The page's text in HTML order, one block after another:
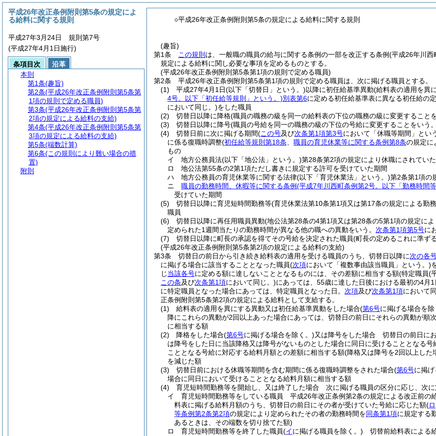
○平成26年改正条例附則第5条の規定による給料に関する規則
(趣旨)
第1条
この規則 は、一般職の職員の給与に関する条例の一部を改正する条例(平成26年川西
規定による給料に関し必要な事項を定めるものとする。
(平成26年改正条例附則第5条第1項の規則で定める職員)
第2条
平成26年改正条例附則第5条第1項の規則で定める職員は、次に掲げる職員とする。
(1)
平成27年4月1日(以下「切替日」という。)以降に初任給基準異動(給料表の適用を異
4号。以下「初任給等規則」という。)別表第6に定める初任給基準表に異なる初任給の
において同じ。)をした職員
(2)
切替日以降に降格(職員の職務の級を同一の給料表の下位の職務の級に変更すること
(3)
切替日以降に降号(職員の号給を同一の職務の級の下位の号給に変更することをいう
(4)
切替日前に次に掲げる期間(この号及び次条第1項第3号において「休職等期間」とい
に係る復職時調整(初任給等規則第18条 職員の育児休業等に関する条例第8条の規定に
もの
イ
地方公務員法(以下「地公法」という。)第28条第2項の規定により休職にされてい
ロ
地公法第55条の2第1項ただし書きに規定する許可を受けていた期間
ハ
地方公務員の育児休業等に関する法律(以下「育児休業法」という。)第2条第1項の
ニ
職員の勤務時間、休暇等に関する条例(平成7年川西町条例第2号。以下「勤務時間
受けていた期間
(5)
切替日以降に育児短時間勤務等(育児休業法第10条第1項又は第17条の規定による勤
職員
(6)
切替日以降に再任用職員異動(地公法第28条の4第1項又は第28条の5第1項の規定に
定められた1週間当たりの勤務時間が異なる他の職への異動をいう。 次条第1項第5号に
(7)
切替日以降に町長の承認を得てその号給を決定された職員(町長の定めるこれに準ず
(平成26年改正条例附則第5条第2項の規定による給料の支給)
第3条
切替日の前日から引き続き給料表の適用を受ける職員のうち、切替日以降に次の各
に掲げる場合に該当することとなった職員(次項において「複数事由該当職員」という。)
じ当該各号に定める額に達しないこととなるものには、その差額に相当する額(特定職員(
この条及び次条第1項において同じ。)にあっては、55歳に達した日後における最初の4月1
に特定職員となった場合にあっては、特定職員となった日。 次項及び次条第1項において
正条例附則第5条第2項の規定による給料として支給する。
(1)
給料表の適用を異にする異動又は初任給基準異動をした場合(第6号に掲げる場合を
降にこれらの異動が2回以上あった場合にあっては、切替日の前日にそれらの異動が順
に相当する額
(2)
降格をした場合(第6号に掲げる場合を除く。)又は降号をした場合 切替日の前日に
は降号をした日に当該降格又は降号がないものとした場合に同日に受けることとなる
こととなる号給に対応する給料月額との差額に相当する額(降格又は降号を2回以上した
を減じた額
(3)
切替日前における休職等期間を含む期間に係る復職時調整をされた場合(第6号に掲
場合に同日において受けることとなる給料月額に相当する額
(4)
育児短時間勤務等を開始し、又は終了した場合 次に掲げる職員の区分に応じ、次
イ
育児短時間勤務等をしている職員 平成26年改正条例第2条の規定による改正前の
料表に掲げる給料月額のうち、切替日の前日にその者が受けていた号給に応じた額(ロ
等条例第2条第2項の規定により定められたその者の勤務時間を同条第1項に規定する
あるときは、その端数を切り捨てた額)
ロ
育児短時間勤務等を終了した職員(イに掲げる職員を除く。) 切替前給料表による
平成26年改正条例附則第5条の規定によ
る給料に関する規則
平成27年3月24日 規則第7号
(平成27年4月1日施行)
条項目次
沿革
本則
第1条(趣旨)
第2条(平成26年改正条例附則第5条第
1項の規則で定める職員)
第3条(平成26年改正条例附則第5条第
2項の規定による給料の支給)
第4条(平成26年改正条例附則第5条第
3項の規定による給料の支給)
第5条(端数計算)
第6条(この規則により難い場合の措
置)
附則